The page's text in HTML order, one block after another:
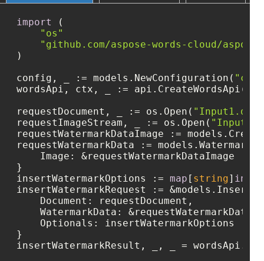
import
(
"os"
"github.com/aspose-words-cloud/
)
config, _ := models.NewConfiguration(
wordsApi, ctx, _ :=
requestDocument, _ := os.Open(
requestImageStream, _ := os.Open(
requestWatermarkDataImage :=
requestWatermarkData :=
    Image: &requestWatermarkDataImage
}
insertWatermarkOptions := map [ string]
insertWatermarkRequest :=
    Document: requestDocument,
    WatermarkData: &requestWatermarkData,
    Optionals: insertWatermarkOptions
}
insertWatermarkResult, _, _ =